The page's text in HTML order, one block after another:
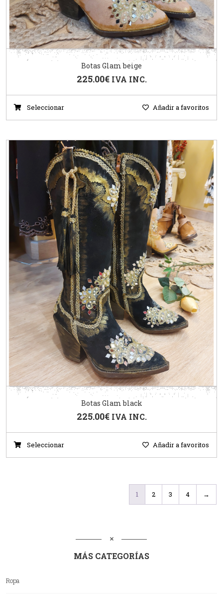
Botas Glam beige
225.00€ IVA INC.
Seleccionar Añadir a favoritos
Botas Glam black
225.00€ IVA INC.
Seleccionar Añadir a favoritos
1 2 3 4 →
MÁS CATEGORÍAS
Ropa